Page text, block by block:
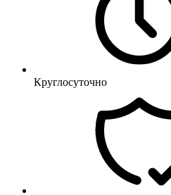
Круглосуточно